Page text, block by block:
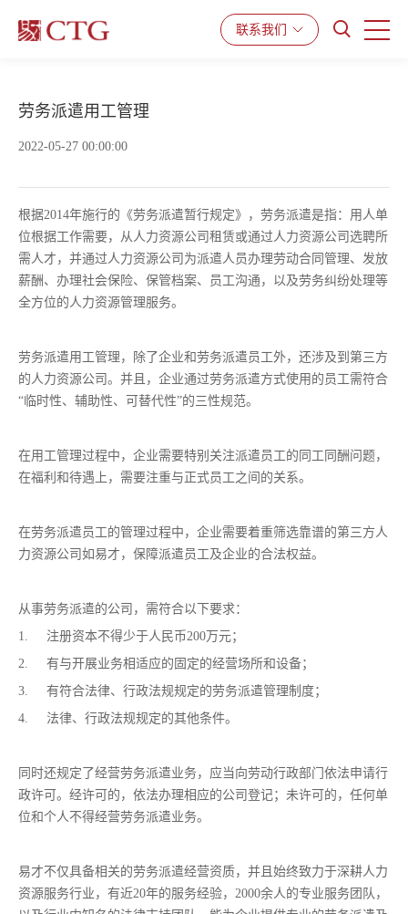
产品与服务 解决方案 资源中心
联系我们
劳务派遣用工管理
2022-05-27 00:00:00
根据2014年施行的《劳务派遣暂行规定》，劳务派遣是指：用人单
位根据工作需要，从人力资源公司租赁或通过人力资源公司选聘所
需人才，并通过人力资源公司为派遣人员办理劳动合同管理、发放
薪酬、办理社会保险、保管档案、员工沟通，以及劳务纠纷处理等
全方位的人力资源管理服务。
劳务派遣用工管理，除了企业和劳务派遣员工外，还涉及到第三方
的人力资源公司。并且，企业通过劳务派遣方式使用的员工需符合
“临时性、辅助性、可替代性”的三性规范。
在用工管理过程中，企业需要特别关注派遣员工的同工同酬问题，
在福利和待遇上，需要注重与正式员工之间的关系。
在劳务派遣员工的管理过程中，企业需要着重筛选靠谱的第三方人
力资源公司如易才，保障派遣员工及企业的合法权益。
从事劳务派遣的公司，需符合以下要求：
1. 注册资本不得少于人民币200万元；
2. 有与开展业务相适应的固定的经营场所和设备；
3. 有符合法律、行政法规规定的劳务派遣管理制度；
4. 法律、行政法规规定的其他条件。
同时还规定了经营劳务派遣业务，应当向劳动行政部门依法申请行
政许可。经许可的，依法办理相应的公司登记；未许可的，任何单
位和个人不得经营劳务派遣业务。
易才不仅具备相关的劳务派遣经营资质，并且始终致力于深耕人力
资源服务行业，有近20年的服务经验，2000余人的专业服务团队，